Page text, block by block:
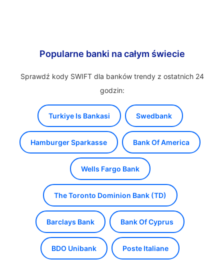
Popularne banki na całym świecie
Sprawdź kody SWIFT dla banków trendy z ostatnich 24
godzin:
Turkiye Is Bankasi Swedbank
Hamburger Sparkasse Bank Of America
Wells Fargo Bank
The Toronto Dominion Bank (TD)
Barclays Bank Bank Of Cyprus
BDO Unibank Poste Italiane